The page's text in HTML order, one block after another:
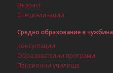
Възраст
Специализации
Средно образование в чужбина
Консултации
Образователни програми
Пансионни училища